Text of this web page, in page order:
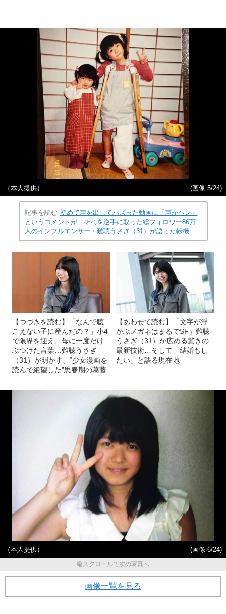
（本人提供） (画像 5/24)
記事を読む 初めて声を出してバズった動画に「声がヘン」
というコメントが…それを逆手に取った総フォロワー86万
人のインフルエンサー・難聴うさぎ（31）が語った転機
【つづきを読む】「なんで聴
こえない子に産んだの？」小4
で限界を迎え、母に一度だけ
ぶつけた言葉…難聴うさぎ
（31）が明かす、“少女漫画を
読んで絶望した”思春期の葛藤
【あわせて読む】「文字が浮
かぶメガネはまるでSF」難聴
うさぎ（31）が広める驚きの
最新技術…そして「結婚もし
たい」と語る現在地
（本人提供）
(画像 6/24)
縦スクロールで次の写真へ
画像一覧を見る